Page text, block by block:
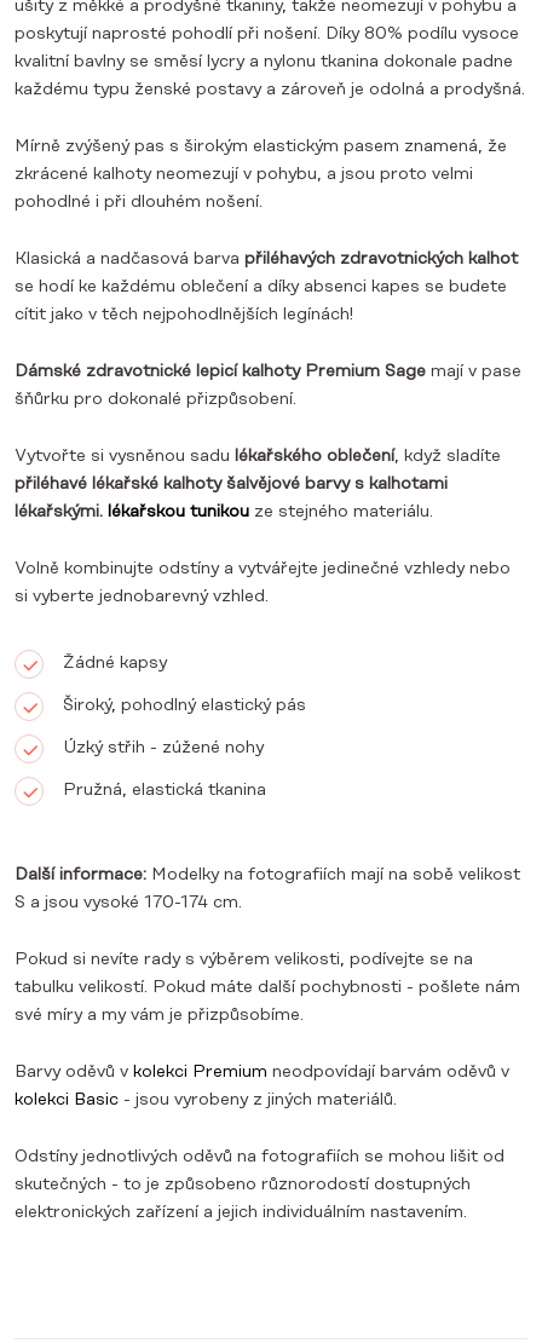
ušity z měkké a prodyšné tkaniny, takže neomezují v pohybu a
poskytují naprosté pohodlí při nošení. Díky 80% podílu vysoce
kvalitní bavlny se směsí lycry a nylonu tkanina dokonale padne
každému typu ženské postavy a zároveň je odolná a prodyšná.
Mírně zvýšený pas s širokým elastickým pasem znamená, že
zkrácené kalhoty neomezují v pohybu, a jsou proto velmi
pohodlné i při dlouhém nošení.
Klasická a nadčasová barva přiléhavých zdravotnických kalhot
se hodí ke každému oblečení a díky absenci kapes se budete
cítit jako v těch nejpohodlnějších legínách!
Dámské zdravotnické lepicí kalhoty Premium Sage mají v pase
šňůrku pro dokonalé přizpůsobení.
Vytvořte si vysněnou sadu lékařského oblečení, když sladíte
přiléhavé lékařské kalhoty šalvějové barvy s kalhotami
lékařskými. lékařskou tunikou ze stejného materiálu.
Volně kombinujte odstíny a vytvářejte jedinečné vzhledy nebo
si vyberte jednobarevný vzhled.
Žádné kapsy
Široký, pohodlný elastický pás
Úzký střih - zúžené nohy
Pružná, elastická tkanina
Další informace: Modelky na fotografiích mají na sobě velikost
S a jsou vysoké 170-174 cm.
Pokud si nevíte rady s výběrem velikosti, podívejte se na
tabulku velikostí. Pokud máte další pochybnosti - pošlete nám
své míry a my vám je přizpůsobíme.
Barvy oděvů v kolekci Premium neodpovídají barvám oděvů v
kolekci Basic - jsou vyrobeny z jiných materiálů.
Odstíny jednotlivých oděvů na fotografiích se mohou lišit od
skutečných - to je způsobeno různorodostí dostupných
elektronických zařízení a jejich individuálním nastavením.